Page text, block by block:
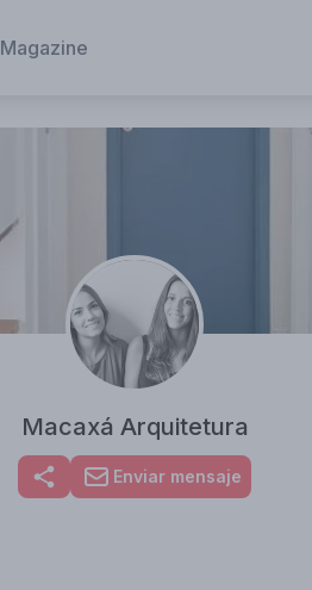
Magazine
Macaxá Arquitetura
Enviar mensaje